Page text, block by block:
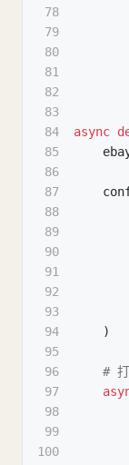
78
79
80
81
82
83
84
async
85
86
87
88
89
90
91
92
93
94
)
95
96
#
97
98
99
100